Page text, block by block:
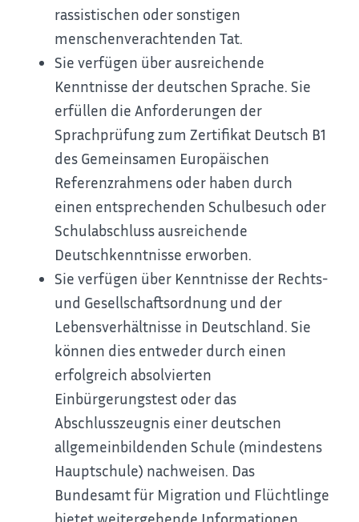
rassistischen oder sonstigen
menschenverachtenden Tat.
Sie verfügen über ausreichende
Kenntnisse der deutschen Sprache. Sie
erfüllen die Anforderungen der
Sprachprüfung zum Zertifikat Deutsch B1
des Gemeinsamen Europäischen
Referenzrahmens oder haben durch
einen entsprechenden Schulbesuch oder
Schulabschluss ausreichende
Deutschkenntnisse erworben.
Sie verfügen über Kenntnisse der Rechts-
und Gesellschaftsordnung und der
Lebensverhältnisse in Deutschland. Sie
können dies entweder durch einen
erfolgreich absolvierten
Einbürgerungstest oder das
Abschlusszeugnis einer deutschen
allgemeinbildenden Schule (mindestens
Hauptschule) nachweisen. Das
Bundesamt für Migration und Flüchtlinge